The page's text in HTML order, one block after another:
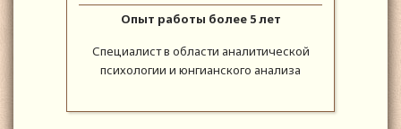
Опыт работы более 5 лет
Специалист в области аналитической
психологии и юнгианского анализа